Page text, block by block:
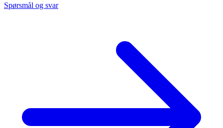
Spørsmål og svar